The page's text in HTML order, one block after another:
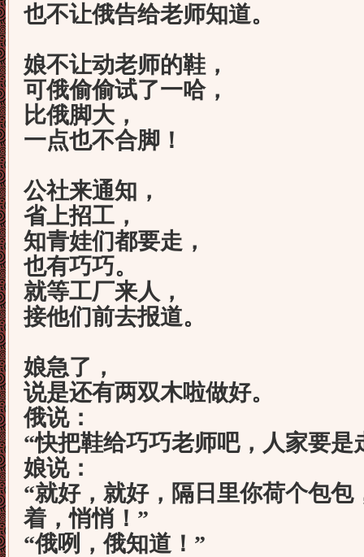
也不让俄告给老师知道。
娘不让动老师的鞋，
可俄偷偷试了一哈，
比俄脚大，
一点也不合脚！
公社来通知，
省上招工，
知青娃们都要走，
也有巧巧。
就等工厂来人，
接他们前去报道。
娘急了，
说是还有两双木啦做好。
俄说：
“快把鞋给巧巧老师吧，人家要是
娘说：
“就好，就好，隔日里你荷个包包
着，悄悄！”
“俄咧，俄知道！”